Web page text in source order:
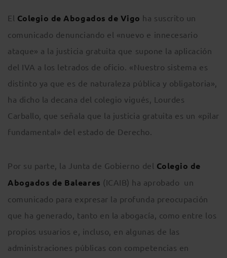
El Colegio de Abogados de Vigo ha suscrito un
comunicado denunciando el «nuevo e innecesario
ataque» a la justicia gratuita que supone la aplicación
del IVA a los letrados de oficio. «Nuestro sistema es
distinto ya que es de naturaleza pública y obligatoria»,
ha dicho la decana del colegio vigués, Lourdes
Carballo, que señala que la justicia gratuita es un «pilar
fundamental» del estado de Derecho.
Por su parte, la Junta de Gobierno del Colegio de
Abogados de Baleares (ICAIB) ha aprobado un
comunicado para expresar la profunda preocupación
que ha generado, tanto en la abogacía, como entre los
propios usuarios e, incluso, en algunas de las
administraciones públicas con competencias en